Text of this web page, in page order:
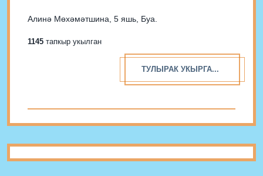
Алинә Мөхәмәтшина, 5 яшь, Буа.
1145 тапкыр укылган
ТУЛЫРАК УКЫРГА...